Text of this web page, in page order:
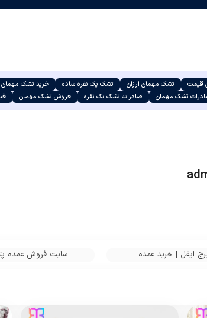
قیمت تشک مهمان ارزان تشک یک نفره ساده خرید تشک مهمان
تشک مهمان صادرات تشک یک نفره فروش تشک مهمان
ایفل | خرید عمده
سایت فروش عمده